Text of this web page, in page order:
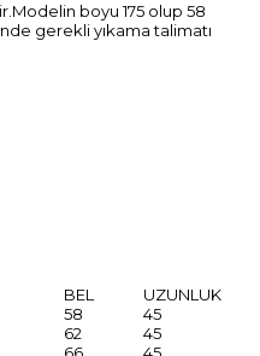
boyu 175 olup 58
gerekli yıkama talimatı
BEL
UZUNLUK
58
45
62
45